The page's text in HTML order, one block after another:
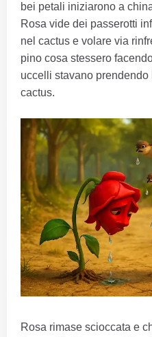
bei petali iniziarono a
Rosa vide dei passerotti
nel cactus e volare via
pino cosa stessero
uccelli stavano prendendo
cactus.
Rosa rimase scioccata e